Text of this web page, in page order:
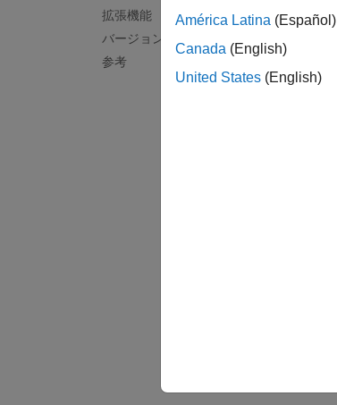
拡張機能
バージョン履歴
参考
América Latina (Español)
Canada (English)
United States (English)